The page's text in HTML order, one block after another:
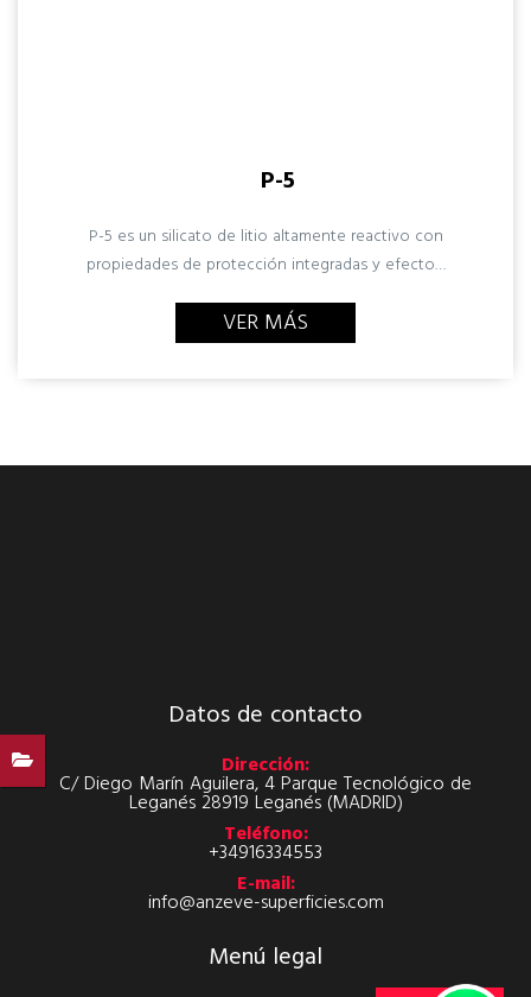
P-5
P-5 es un silicato de litio altamente reactivo con
propiedades de protección integradas y efecto…
VER MÁS
Datos de contacto
Dirección:
C/ Diego Marín Aguilera, 4 Parque Tecnológico de
Leganés 28919 Leganés (MADRID)
Teléfono:
+34916334553
E-mail:
info@anzeve-superficies.com
Menú legal